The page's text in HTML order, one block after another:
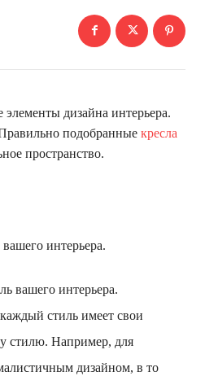
дизайна интерьера.
подобранные кресла
пространство.
интерьера.
вашего интерьера.
стиль имеет свои
стилю. Например, для
дизайном, в то